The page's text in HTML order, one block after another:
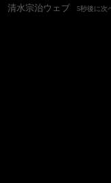
清水宗治ウェブ 5秒後に次